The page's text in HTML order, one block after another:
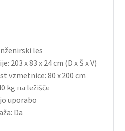
les
203 x 83 x 24 cm (D x Š x V)
vzmetnice: 80 x 200 cm
kg na ležišče
uporabo
Da